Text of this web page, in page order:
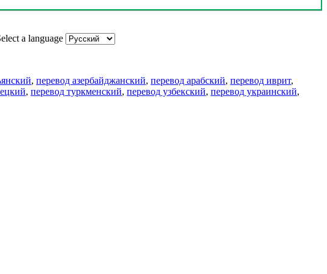
a language
, перевод азербайджанский, перевод арабский, перевод иврит,
, перевод туркменский, перевод узбекский, перевод украинский,